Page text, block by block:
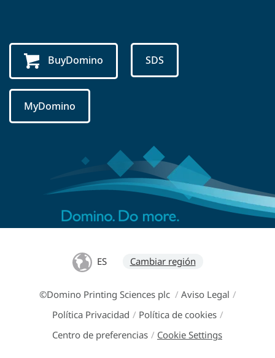
BuyDomino SDS
MyDomino
ES Cambiar región
©Domino Printing Sciences plc / Aviso Legal /
Política Privacidad / Política de cookies /
Centro de preferencias / Cookie Settings